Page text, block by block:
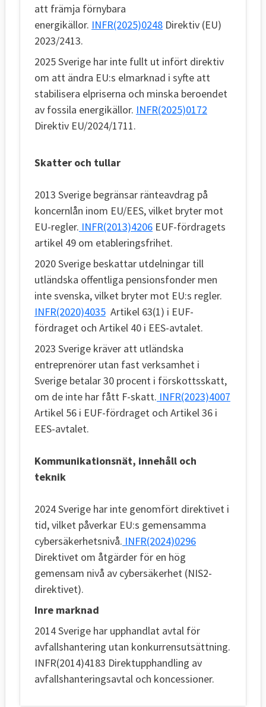
att främja förnybara
energikällor. INFR(2025)0248 Direktiv (EU)
2023/2413.
2025 Sverige har inte fullt ut infört direktiv
om att ändra EU:s elmarknad i syfte att
stabilisera elpriserna och minska beroendet
av fossila energikällor. INFR(2025)0172
Direktiv EU/2024/1711.
Skatter och tullar
2013 Sverige begränsar ränteavdrag på
koncernlån inom EU/EES, vilket bryter mot
EU-regler. INFR(2013)4206 EUF-fördragets
artikel 49 om etableringsfrihet.
2020 Sverige beskattar utdelningar till
utländska offentliga pensionsfonder men
inte svenska, vilket bryter mot EU:s regler.
INFR(2020)4035 Artikel 63(1) i EUF-
fördraget och Artikel 40 i EES-avtalet.
2023 Sverige kräver att utländska
entreprenörer utan fast verksamhet i
Sverige betalar 30 procent i förskottsskatt,
om de inte har fått F-skatt. INFR(2023)4007
Artikel 56 i EUF-fördraget och Artikel 36 i
EES-avtalet.
Kommunikationsnät, innehåll och
teknik
2024 Sverige har inte genomfört direktivet i
tid, vilket påverkar EU:s gemensamma
cybersäkerhetsnivå. INFR(2024)0296
Direktivet om åtgärder för en hög
gemensam nivå av cybersäkerhet (NIS2-
direktivet).
Inre marknad
2014 Sverige har upphandlat avtal för
avfallshantering utan konkurrensutsättning.
INFR(2014)4183 Direktupphandling av
avfallshanteringsavtal och koncessioner.